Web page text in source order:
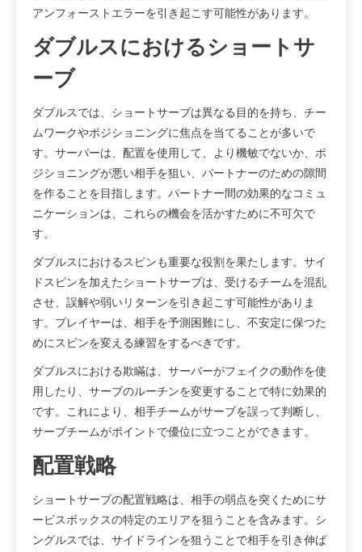
アンフォーストエラーを引き起こす可能性があります。
ダブルスにおけるショートサ
ーブ
ダブルスでは、ショートサーブは異なる目的を持ち、チー
ムワークやポジショニングに焦点を当てることが多いで
す。サーバーは、配置を使用して、より機敏でないか、ポ
ジショニングが悪い相手を狙い、パートナーのための隙間
を作ることを目指します。パートナー間の効果的なコミュ
ニケーションは、これらの機会を活かすために不可欠で
す。
ダブルスにおけるスピンも重要な役割を果たします。サイ
ドスピンを加えたショートサーブは、受けるチームを混乱
させ、誤解や弱いリターンを引き起こす可能性がありま
す。プレイヤーは、相手を予測困難にし、不安定に保つた
めにスピンを変える練習をするべきです。
ダブルスにおける欺瞞は、サーバーがフェイクの動作を使
用したり、サーブのルーチンを変更することで特に効果的
です。これにより、相手チームがサーブを誤って判断し、
サーブチームがポイントで優位に立つことができます。
配置戦略
ショートサーブの配置戦略は、相手の弱点を突くためにサ
ービスボックスの特定のエリアを狙うことを含みます。シ
ングルスでは、サイドラインを狙うことで相手を引き伸ば